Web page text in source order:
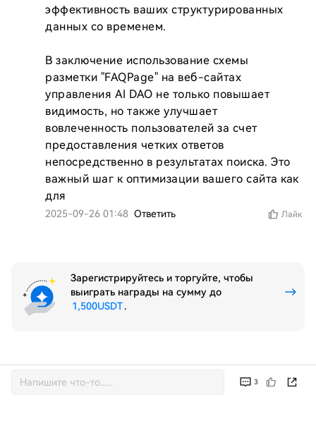
эффективность ваших структурированных
данных со временем.
В заключение использование схемы
разметки "FAQPage" на веб-сайтах
управления AI DAO не только повышает
видимость, но также улучшает
вовлеченность пользователей за счет
предоставления четких ответов
непосредственно в результатах поиска. Это
важный шаг к оптимизации вашего сайта как
для
2025-09-26 01:48 Ответить Лайк
3
Зарегистрируйтесь и торгуйте, чтобы
выиграть награды на сумму до
1,500USDT.